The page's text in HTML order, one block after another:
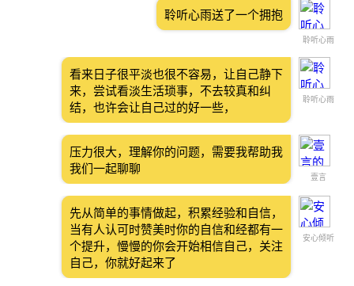
聆听心雨
聆听心雨送了一个拥抱
聆听心雨
看来日子很平淡也很不容易，让自己静下
来，尝试看淡生活琐事，不去较真和纠
结，也许会让自己过的好一些，
壹言
压力很大，理解你的问题，需要我帮助我
我们一起聊聊
安心倾听
先从简单的事情做起，积累经验和自信，
当有人认可时赞美时你的自信和经都有一
个提升，慢慢的你会开始相信自己，关注
自己，你就好起来了